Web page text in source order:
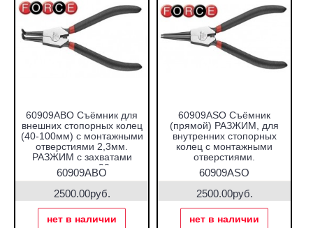
60909ABO Съёмник для
внешних стопорных колец
(40-100мм) с монтажными
отверстиями 2,3мм.
РАЗЖИМ с захватами
отогнутыми на 90 град.
60909ABO
2500.00руб.
нет в наличии
60909ASO Съёмник
(прямой) РАЗЖИМ, для
внутренних стопорных
колец с монтажными
отверстиями.
60909ASO
2500.00руб.
нет в наличии